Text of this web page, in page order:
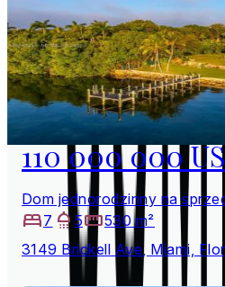
110 000 000
Dom jednorodzinny na
7
5
530 m²
3149 Brickell Ave, Miami,